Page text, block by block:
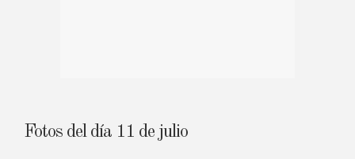
Fotos del día 11 de julio